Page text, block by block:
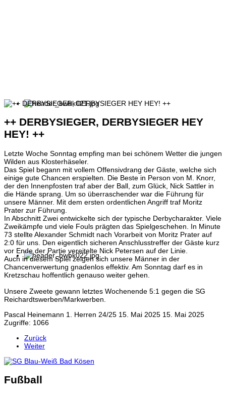
++ DERBYSIEGER, DERBYSIEGER HEY
HEY! ++
Letzte Woche Sonntag empfing man bei schönem Wetter die jungen
Wilden aus Klosterhäseler.
Das Spiel begann mit vollem Offensivdrang der Gäste, welche sich
einige gute Chancen erspielten. Die Beste in Person von M. Knorr,
der den Innenpfosten traf aber der Ball, zum Glück, Nick Sattler in
die Hände sprang. Um so überraschender war die Führung für
unsere Männer. Mit dem ersten ordentlichen Angriff traf Moritz
Prater zur Führung.
In Abschnitt Zwei entwickelte sich der typische Derbycharakter. Viele
Zweikämpfe und viele Fouls prägten das Spielgeschehen. In Minute
73 stellte Alexander Schmidt nach Vorarbeit von Moritz Prater auf
2:0 für uns. Den eigentlich sicheren Anschlusstreffer der Gäste kurz
vor Ende der Partie vereitelte Nick Petersen auf der Linie.
Auch in diesem Spiel zeigen sich unsere Männer in der
Chancenverwertung gnadenlos effektiv. Am Sonntag darf es in
Kretzschau hoffentlich genauso weiter gehen.
Unsere Zweete gewann letztes Wochenende 5:1 gegen die SG
Reichardtswerben/Markwerben.
Pascal Heinemann 1. Herren 24/25 15. Mai 2025 15. Mai 2025
Zugriffe: 1066
Zurück
Weiter
Fußball